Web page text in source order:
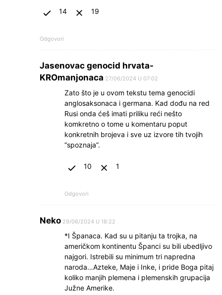
14 19
Odgovori
Jasenovac genocid hrvata-
KROmanjonaca 27/06/2024 U 07:02
Zato što je u ovom tekstu tema genocidi
anglosaksonaca i germana. Kad dođu na red
Rusi onda ćeš imati priliku reći nešto
komkretno o tome u komentaru poput
konkretnih brojeva i sve uz izvore tih tvojih
“spoznaja”.
10 1
Odgovori
Neko 29/06/2024 U 18:22
*I Španaca. Kad su u pitanju ta trojka, na
američkom kontinentu Španci su bili ubedljivo
najgori. Istrebili su minimum tri napredna
naroda…Azteke, Maje i Inke, i pride Boga pitaj
koliko manjih plemena i plemenskih grupacija
Južne Amerike.